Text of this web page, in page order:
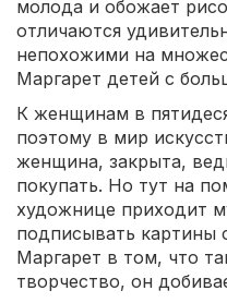
молода и обожает
отличаются
непохожими на
Маргарет детей с
К женщинам в
поэтому в мир
женщина, закрыта,
покупать. Но тут на
художнице приходит
подписывать картины
Маргарет в том, что
творчество, он